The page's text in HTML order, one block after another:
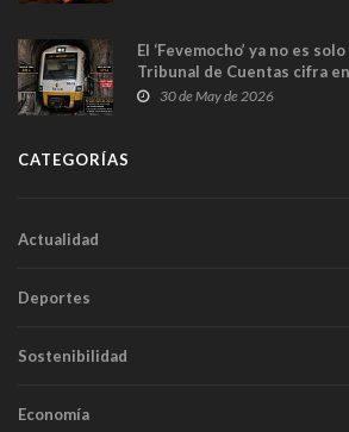
El ‘Fevemocho’ ya no es
Tribunal de Cuentas cifra
sobrecoste de los trenes
30 de May de 2026
CATEGORÍAS
Actualidad
Deportes
Sostenibilidad
Economía